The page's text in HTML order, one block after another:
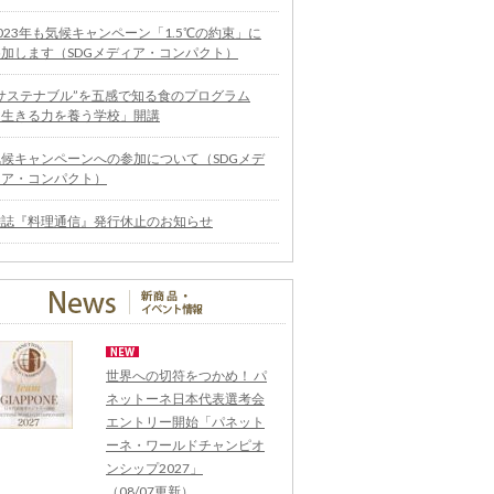
年も気候キャンペーン「1.5℃の約束」に
します（SDGメディア・コンパクト）
ステナブル”を五感で知る食のプログラム
きる力を養う学校」開講
キャンペーンへの参加について（SDGメデ
・コンパクト）
『料理通信』発行休止のお知らせ
世界への切符をつかめ！ パ
ネットーネ日本代表選考会
エントリー開始「パネット
ーネ・ワールドチャンピオ
ンシップ2027」